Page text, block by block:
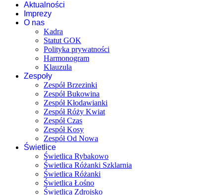
Aktualności
Imprezy
O nas
Kadra
Statut GOK
Polityka prywatności
Harmonogram
Klauzula
Zespoły
Zespół Brzezinki
Zespół Bukowina
Zespół Kłodawianki
Zespół Róży Kwiat
Zespół Czas
Zespół Kosy
Zespół Od Nowa
Świetlice
Świetlica Rybakowo
Świetlica Różanki Szklarnia
Świetlica Różanki
Świetlica Łośno
Świetlica Zdroisko